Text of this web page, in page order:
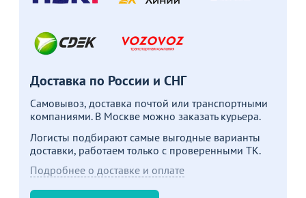
Доставка по России и СНГ
Самовывоз, доставка почтой или транспортными
компаниями. В Москве можно заказать курьера.
Логисты подбирают самые выгодные варианты
доставки, работаем только с проверенными ТК.
Подробнее о доставке и оплате